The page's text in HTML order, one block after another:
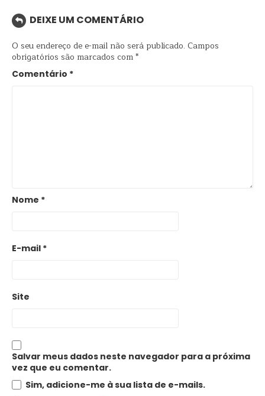
DEIXE UM COMENTÁRIO
O seu endereço de e-mail não será publicado. Campos
obrigatórios são marcados com*
Comentário *
Nome *
E-mail *
Site
Salvar meus dados neste navegador para a próxima
vez que eu comentar.
Sim, adicione-me à sua lista de e-mails.